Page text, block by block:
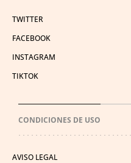
TWITTER
FACEBOOK
INSTAGRAM
TIKTOK
CONDICIONES DE USO
AVISO LEGAL